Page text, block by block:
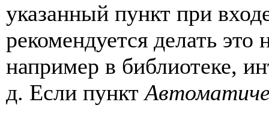
указанный пункт при
рекомендуется делать
например в библиотеке,
д. Если пункт